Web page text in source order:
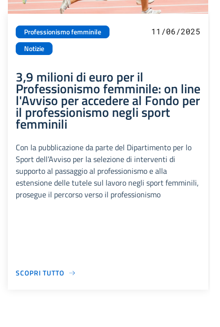
Professionismo femminile
Notizie
11/06/2025
3,9 milioni di euro per il
Professionismo femminile: on line
l'Avviso per accedere al Fondo per
il professionismo negli sport
femminili
Con la pubblicazione da parte del Dipartimento per lo
Sport dell’Avviso per la selezione di interventi di
supporto al passaggio al professionismo e alla
estensione delle tutele sul lavoro negli sport femminili,
prosegue il percorso verso il professionismo
SCOPRI TUTTO